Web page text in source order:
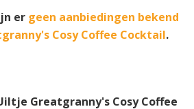
er geen aanbiedingen bekend
Cosy Coffee Cocktail.
Greatgranny's Cosy Coffee